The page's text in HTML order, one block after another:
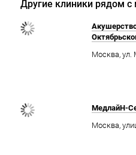
Другие клиники рядом с
Москва, ул.
МедлайН-
Москва,